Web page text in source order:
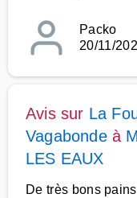
Packo
20/11/
Avis sur La
Vagabondeà
LES EAUX
De très bons